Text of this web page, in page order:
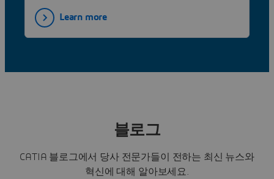
Learn more
블로그
CATIA 블로그에서 당사 전문가들이 전하는 최신 뉴스와
혁신에 대해 알아보세요.